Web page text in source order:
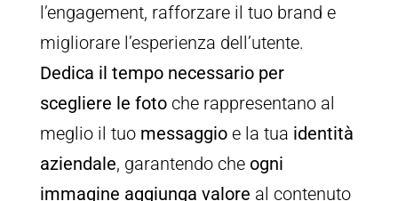
l’engagement, rafforzare il tuo brand e
migliorare l’esperienza dell’utente.
Dedica il tempo necessario per
scegliere le fotoche rappresentano al
meglio il tuo messaggioe la tua identità
aziendale, garantendo che ogni
immagine aggiunga valore al contenuto